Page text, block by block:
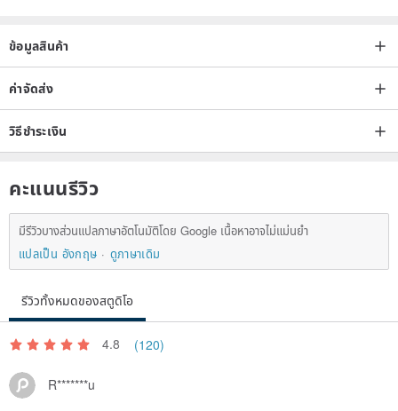
ข้อมูลสินค้า
ค่าจัดส่ง
วิธีชำระเงิน
คะแนนรีวิว
มีรีวิวบางส่วนแปลภาษาอัตโนมัติโดย Google เนื้อหาอาจไม่แม่นยำ
แปลเป็น อังกฤษ
ดูภาษาเดิม
รีวิวทั้งหมดของสตูดิโอ
4.8 (120)
R*******u